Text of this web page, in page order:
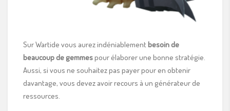
Sur Wartide vous aurez indéniablement besoin de
beaucoup de gemmespour élaborer une bonne stratégie.
Aussi, si vous ne souhaitez pas payer pour en obtenir
davantage, vous devez avoir recours à un générateur de
ressources.